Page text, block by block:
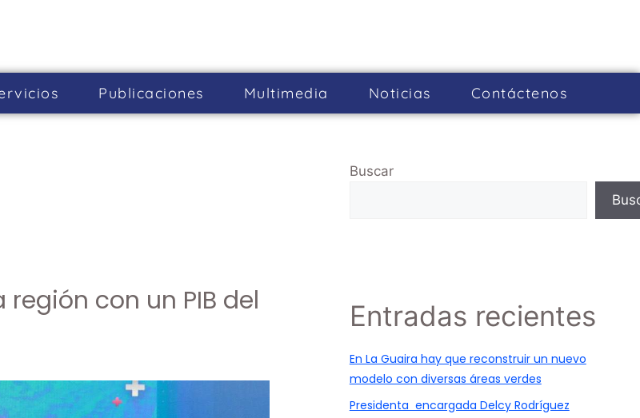
Publicaciones Multimedia Noticias Cont­áctenos
con un PIB del
Buscar
Entradas recientes
En La Guaira hay que reconstruir un nuevo
modelo con diversas áreas verdes
Presidenta encargada Delcy Rodríguez